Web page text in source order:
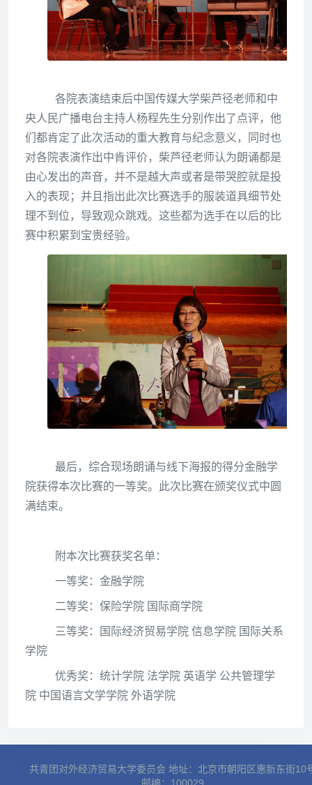
各院表演结束后中国传媒大学柴芦径老师和中
央人民广播电台主持人杨程先生分别作出了点评，他
们都肯定了此次活动的重大教育与纪念意义，同时也
对各院表演作出中肯评价，柴芦径老师认为朗诵都是
由心发出的声音，并不是越大声或者是带哭腔就是投
入的表现；并且指出此次比赛选手的服装道具细节处
理不到位，导致观众跳戏。这些都为选手在以后的比
赛中积累到宝贵经验。
最后，综合现场朗诵与线下海报的得分金融学
院获得本次比赛的一等奖。此次比赛在颁奖仪式中圆
满结束。
附本次比赛获奖名单：
一等奖：金融学院
二等奖： 保险学院 国际商学院
三等奖： 国际经济贸易学院 信息学院 国际关系
学院
优秀奖： 统计学院 法学院 英语学 公共管理学
院 中国语言文学学院 外语学院
共青团对外经济贸易大学委员会 地址：北京市朝阳区惠新东街10